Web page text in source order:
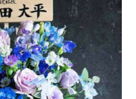
カートへ進む
カートへ進む